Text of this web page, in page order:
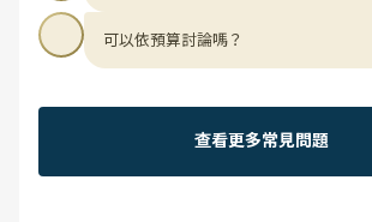
可以依預算討論嗎？
查看更多常見問題